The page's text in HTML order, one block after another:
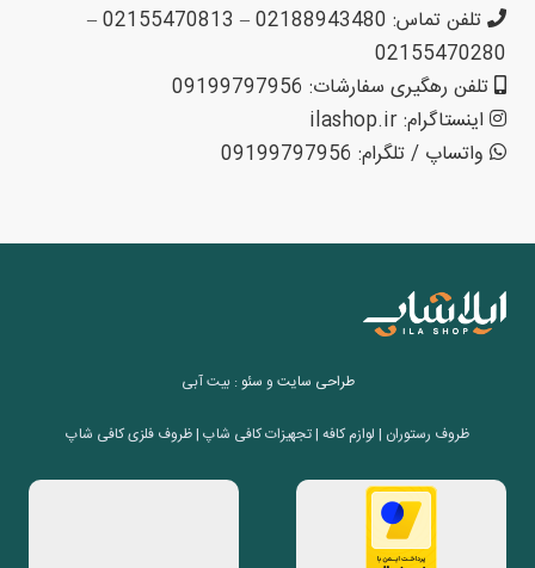
تلفن تماس: 02188943480 – 02155470813 –
02155470280
تلفن رهگیری سفارشات: 09199797956
اینستاگرام: ilashop.ir
واتساپ / تلگرام: 09199797956
طراحی سایت و سئو : بیت آبی
ظروف رستوران | لوازم کافه | تجهیزات کافی شاپ | ظروف فلزی کافی شاپ